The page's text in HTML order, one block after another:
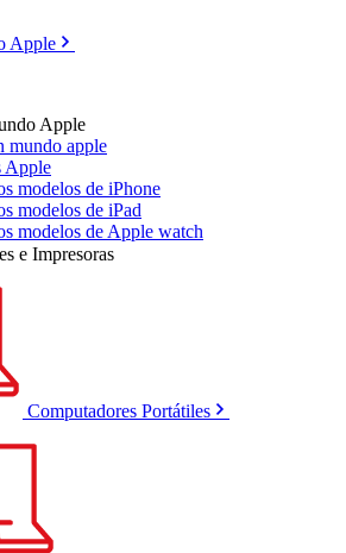
Apple
Apple
mundo apple
Apple
modelos de iPhone
modelos de iPad
modelos de Apple watch
e Impresoras
Computadores Portátiles